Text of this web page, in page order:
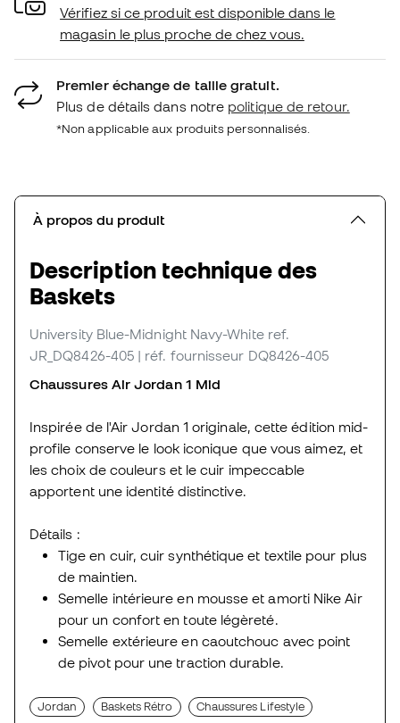
Vérifiez si ce produit est disponible dans le
magasin le plus proche de chez vous.
Premier échange de taille gratuit.
Plus de détails dans notre politique de retour.
*Non applicable aux produits personnalisés.
À propos du produit
Description technique des
Baskets
University Blue-Midnight Navy-White ref.
JR_DQ8426-405 | réf. fournisseur DQ8426-405
Chaussures Air Jordan 1 Mid
Inspirée de l'Air Jordan 1 originale, cette édition mid-
profile conserve le look iconique que vous aimez, et
les choix de couleurs et le cuir impeccable
apportent une identité distinctive.
Détails :
Tige en cuir, cuir synthétique et textile pour plus
de maintien.
Semelle intérieure en mousse et amorti Nike Air
pour un confort en toute légèreté.
Semelle extérieure en caoutchouc avec point
de pivot pour une traction durable.
Jordan Baskets Rétro Chaussures Lifestyle